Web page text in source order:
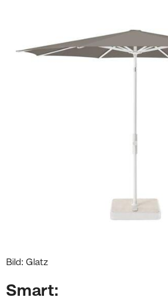
Bild: Glatz
Smart: